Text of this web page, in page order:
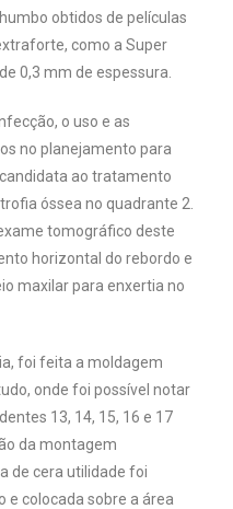
obtidos de películas
como a Super
0,3 mm de espessura.
o uso e as
no planejamento para
ao tratamento
óssea no quadrante 2.
tomográfico deste
horizontal do rebordo e
maxilar para enxertia no
foi feita a moldagem
onde foi possível notar
13, 14, 15, 16 e 17
da montagem
de cera utilidade foi
e colocada sobre a área